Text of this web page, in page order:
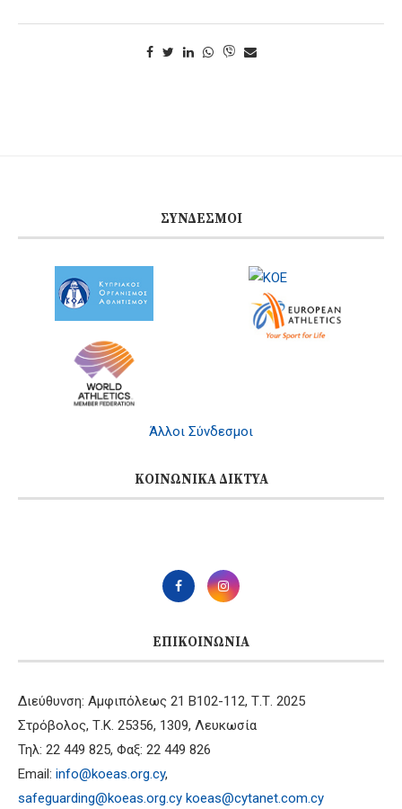
ΣΎΝΔΕΣΜΟΙ
Άλλοι Σύνδεσμοι
ΚΟΙΝΩΝΙΚΆ ΔΊΚΤΥΑ
ΕΠΙΚΟΙΝΩΝΊΑ
Διεύθυνση: Αμφιπόλεως 21 B102-112, Τ.Τ. 2025
Στρόβολος, Τ.Κ. 25356, 1309, Λευκωσία
Τηλ: 22 449 825, Φαξ: 22 449 826
Email: info@koeas.org.cy,
safeguarding@koeas.org.cy koeas@cytanet.com.cy